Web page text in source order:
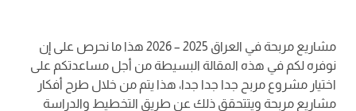
مشاريع مربحة في العراق 2025 – 2026 هذا ما نحرص على إن
نوفره لكم في هذه المقالة البسيطة من أجل مساعدتكم على
اختيار مشروع مربح جدا جدا جدا، هذا يتم من خلال طرح أفكار
مشاريع مربحة ويتتحقق ذلك عن طريق التخطيط والدراسة